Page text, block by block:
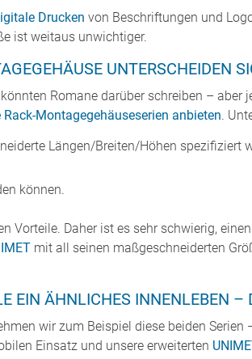
Drucken von Beschriftungen und
ist weitaus unwichtiger.
UNTERSCHEIDEN
Romane darüber schreiben –
Montagegehäuseserien anbieten.
Längen/Breiten/Höhen spezifiziert
können.
Vorteile. Daher ist es sehr schwierig,
mit all seinen maßgeschneiderten
EIN ÄHNLICHES INNENLEBEN –
wir zum Beispiel diese beiden Serien
Einsatz und unsere erweiterten